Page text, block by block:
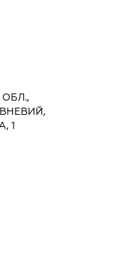
ОБЛ.,
1